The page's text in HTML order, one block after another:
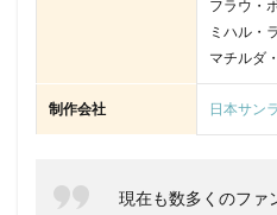
劇場版モーレツ宇宙海賊製作
及川光博
千葉耕市
原周平 原
フラウ・
ミハル・
マチルダ
制作会社 日本サン
現在も数多くのファ